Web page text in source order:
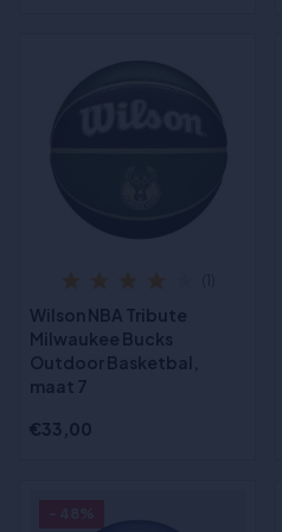
Wilson NBA Tribute
Milwaukee Bucks
Outdoor Basketbal,
maat 7
€33,00